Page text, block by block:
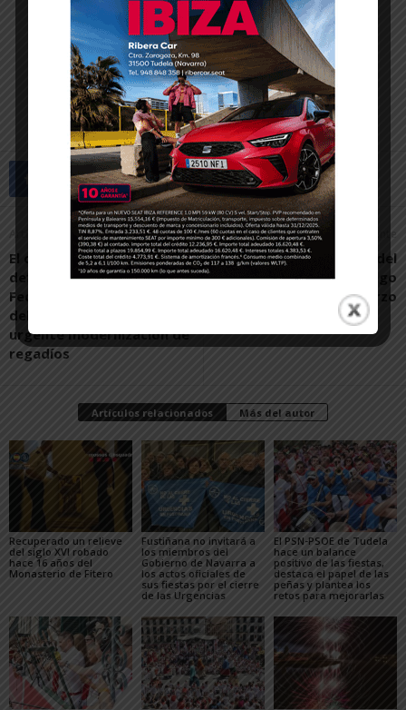
Artículo anterior
El consejero Aierdi
defiende ante la
Federación de Regantes
del Ebro la apuesta por la
urgente modernización de
regadíos
Artículo siguiente
Tudela celebrará el Día del
Árbol el próximo domingo
15 de marzo
Artículos relacionados Más del autor
Recuperado un relieve
del siglo XVI robado
hace 16 años del
Monasterio de Fitero
Fustiñana no invitará a
los miembros del
Gobierno de Navarra a
los actos oficiales de
sus fiestas por el cierre
de las Urgencias
El PSN-PSOE de Tudela
hace un balance
positivo de las fiestas,
destaca el papel de las
peñas y plantea los
retos para mejorarlas